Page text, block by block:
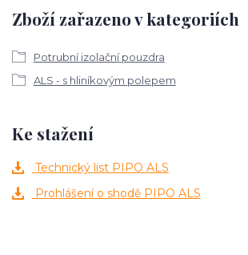
Zboží zařazeno v kategoriích
Potrubní izolační pouzdra
ALS - s hliníkovým polepem
Ke stažení
Technický list PIPO ALS
Prohlášení o shodě PIPO ALS